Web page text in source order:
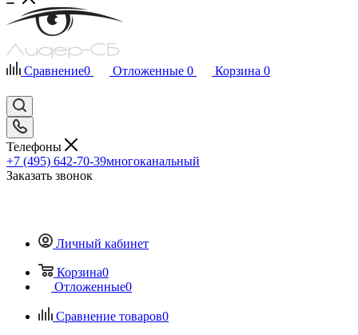
Сравнение0 Отложенные 0 Корзина 0
Телефоны
+7 (495) 642-70-39многоканальный
Заказать звонок
Личный кабинет
Корзина0
Отложенные0
Сравнение товаров0